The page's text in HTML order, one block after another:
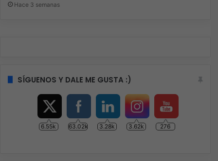
Hace 3 semanas
SÍGUENOS Y DALE ME GUSTA :)
6.55k 63.02k 3.28k 3.62k 276